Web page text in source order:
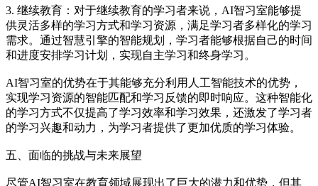
3. 继续教育：对于继续教育的学习者来说，AI智习室能够提
供灵活多样的学习方式和学习资源，满足学习者多样化的学习
需求。通过智慧引擎的智能规划，学习者能够根据自己的时间
和进度安排学习计划，实现自主学习和终身学习。
AI智习室的优势在于其能够充分利用人工智能技术的优势，
实现学习资源的智能匹配和学习反馈的即时响应。这种智能化
的学习方式不仅提高了学习效率和学习效果，还激发了学习者
的学习兴趣和动力，为学习者提供了更加优质的学习体验。
五、面临的挑战与未来展望
尽管AI智习室在教育领域展现出了巨大的潜力和优势，但其